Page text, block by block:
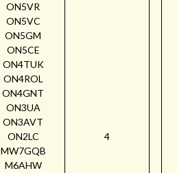
ON5VR
ON5VC
ON5GM
ON5CE
ON4TUK
ON4ROL
ON4GNT
ON3UA
ON3AVT
ON2LC
MW7GQB
M6AHW
4